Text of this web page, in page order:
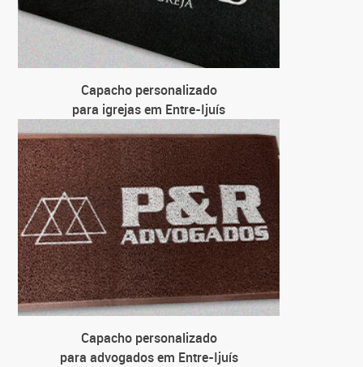
Capacho personalizado
para igrejas em Entre-Ijuís
Capacho personalizado
para advogados em Entre-Ijuís